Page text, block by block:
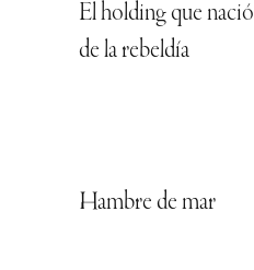
El holding que nació
de la rebeldía
Hambre de mar